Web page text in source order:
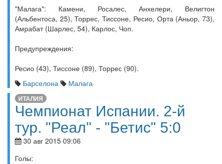
"Малага": Камени, Росалес, Анхелери, Велигтон
(Альбентоса, 25), Торрес, Тиссоне, Ресио, Орта (Аньор, 73),
Амрабат (Шарлес, 54), Карлос, Чоп.
Предупреждения:
Ресио (43), Тиссоне (89), Торрес (90).
Барселона
Малага
ИТАЛИЯ
Чемпионат Испании. 2-й
тур. "Реал" - "Бетис" 5:0
30 авг 2015 09:06
Голы: